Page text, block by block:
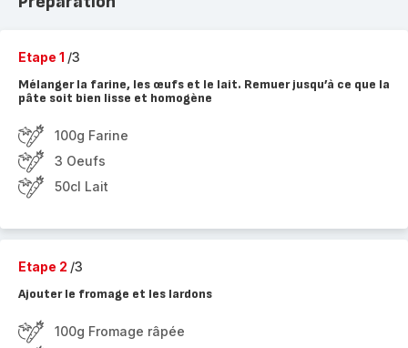
Etape 1 /3
Mélanger la farine, les œufs et le lait. Remuer jusqu’à ce que la
pâte soit bien lisse et homogène
100g Farine
3 Oeufs
50cl Lait
Etape 2 /3
Ajouter le fromage et les lardons
100g Fromage râpée